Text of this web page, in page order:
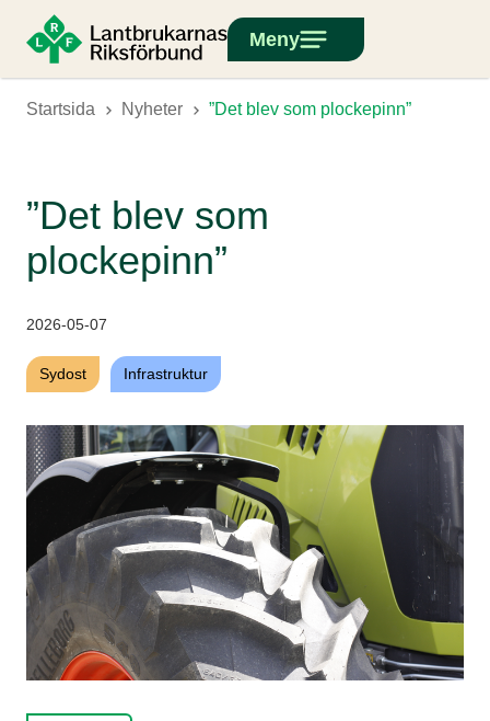
Meny
Startsida Nyheter ”Det blev som plockepinn”
”Det blev som
plockepinn”
2026-05-07
Sydost Infrastruktur